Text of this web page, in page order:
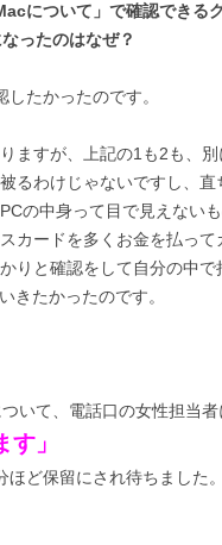
について」で確認できる
ったのはなぜ？
したかったのです。
ますが、上記の1も2も、
るわけじゃないですし、直
の中身って目で見えない
カードを多くお金を払って
りと確認をして自分の中
きたかったのです。
いて、電話口の女性担当者
す」
ほど保留にされ待ちました。